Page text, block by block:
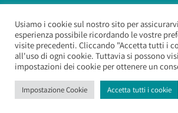
redazione@morasha.it
339 8596707
(anche Whatsapp)
Morashà – Brief Sas – Copyright 2026.
Usiamo i cookie sul nostro sito per
esperienza possibile ricordando le vostre
visite precedenti. Cliccando "Accetta tutti i
all'uso di ogni cookie. Tuttavia si possono
impostazioni dei cookie per ottenere un
Impostazione Cookie Accetta tutti i cookie